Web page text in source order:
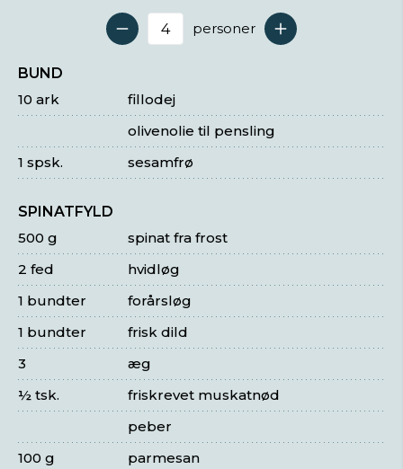
Antal serveringer
personer
BUND
fillodej
10 ark
olivenolie til pensling
sesamfrø
1 spsk.
SPINATFYLD
spinat fra frost
500 g
hvidløg
2 fed
forårsløg
1 bundter
frisk dild
1 bundter
æg
3
friskrevet muskatnød
½ tsk.
peber
parmesan
100 g